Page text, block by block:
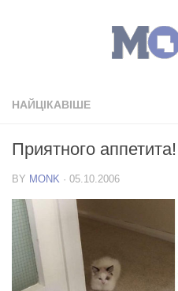
НАЙЦІКАВІШЕ
Приятного аппетита!
BY MONK · 05.10.2006